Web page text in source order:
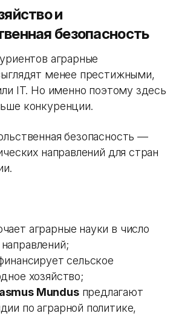
и
безопасность
аграрные
менее престижными,
IT. Но именно поэтому здесь
конкуренции.
безопасность —
направлений для стран
аграрные науки в число
сельское
хозяйство;
Mundusпредлагают
по аграрной политике,